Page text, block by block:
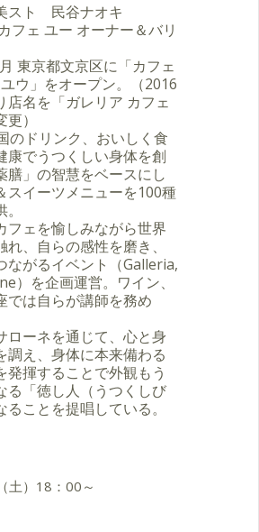
スト 民谷ナオキ
フェ ユー オーナー＆バリ
東京都文京区に「カフェ
ウ」をオープン。（2016
店名を「ガレリア カフェ
）
のドリンク、おいしく食
康でうつくしい身体を創
膳」の智慧をベースにし
スイーツメニューを100種
フェを愉しみながら世界
れ、自らの感性を磨き、
ながるイベント（Galleria,
）を企画運営。ワイン、
では自らが講師を務め
ローネを通じて、心と身
調え、身体に本来備わる
発揮することで外観もう
る「徳し人（うつくしび
ることを提唱している。
土）18：00～